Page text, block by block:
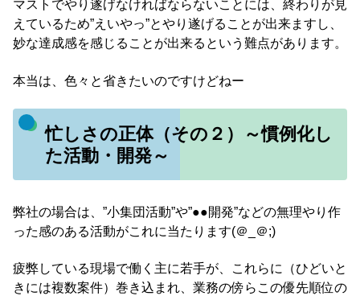
マストでやり遂げなければならないことには、終わりが見
えているため”えいやっ”とやり遂げることが出来ますし、
妙な達成感を感じることが出来るという難点があります。
本当は、色々と省きたいのですけどねー
忙しさの正体（その２）～慣例化し
た活動・開発～
弊社の場合は、”小集団活動”や”●●開発”などの無理やり作
った感のある活動がこれに当たります(＠_＠;)
疲弊している現場で働く主に若手が、これらに（ひどいと
きには複数案件）巻き込まれ、業務の傍らこの優先順位の